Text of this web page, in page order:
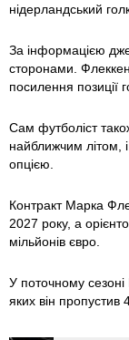
нідерландський
За інформацією
сторонами.
посилення позиції
Сам футболіст
найближчим літом,
опцією.
Контракт Марка
2027 року, а
мільйонів євро.
У поточному
яких він пропустив